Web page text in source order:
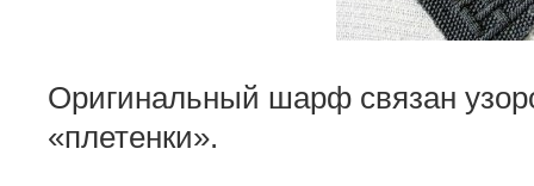
Оригинальный шарф связан
«плетенки».